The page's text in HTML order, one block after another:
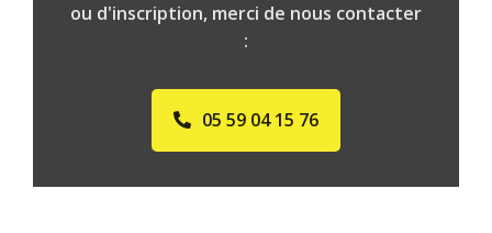
ou d'inscription, merci de nous contacter
:
05 59 04 15 76